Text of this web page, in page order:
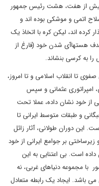
بیش از هفت، هشت رئیس جمهور
اتمی و موشکی بوده اند و
کرده اند، لیکن کره با اتخاذ یک
هدف هستهاآی شدن خود (فارغ از
به کرسی بنشاند.
تا انقلاب اسلامی و تا امروز،
امپراتوری عثمانی و سپس
از خود نشان داده، عملا تحت
و طبقات متوسط ایرانی تا
این دوران طولانی، آثار زائل
بر جوامع ایرانی از خود
است. بی اعتنایی به این
با مجموعه دنیاهای غربی، نه
باشد. ایجاد یک رابطه متعادل